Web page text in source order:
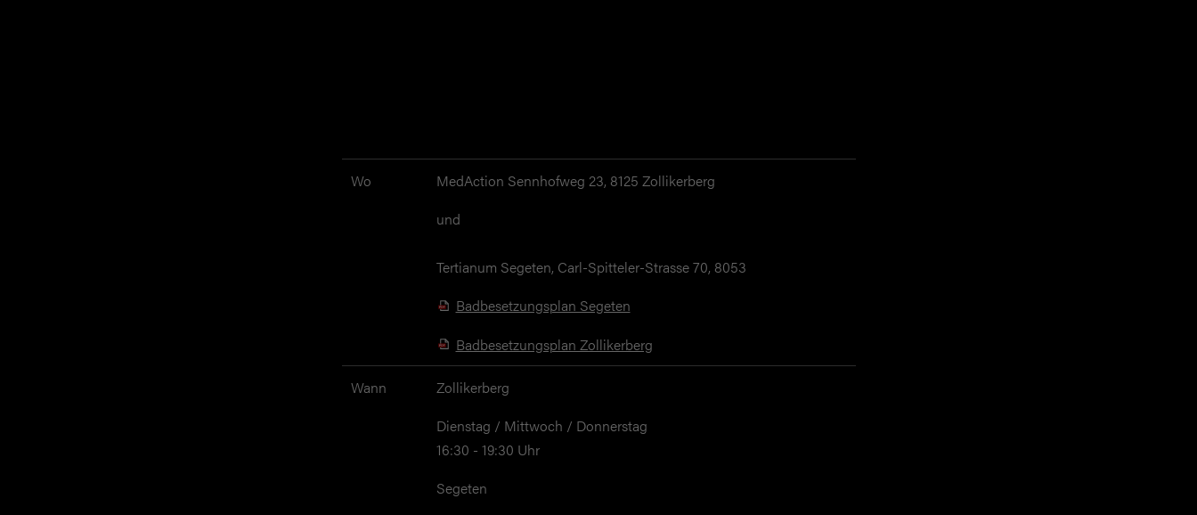
Wo
MedAction Sennhofweg 23, 8125 Zollikerberg
und
Tertianum Segeten, Carl-Spitteler-Strasse 70, 8053
Badbesetzungsplan Segeten
Badbesetzungsplan Zollikerberg
Wann
Zollikerberg
Dienstag / Mittwoch / Donnerstag
16:30 - 19:30 Uhr
Segeten